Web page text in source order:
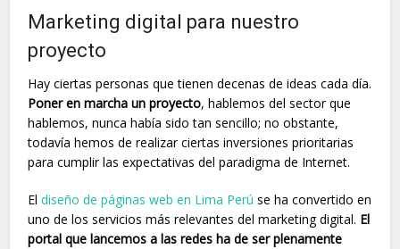
Marketing digital para nuestro
proyecto
Hay ciertas personas que tienen decenas de ideas cada día.
Poner en marcha un proyecto, hablemos del sector que
hablemos, nunca había sido tan sencillo; no obstante,
todavía hemos de realizar ciertas inversiones prioritarias
para cumplir las expectativas del paradigma de Internet.
Eldiseño de páginas web en Lima Perú se ha convertido en
uno de los servicios más relevantes del marketing digital. El
portal que lancemos a las redes ha de ser plenamente